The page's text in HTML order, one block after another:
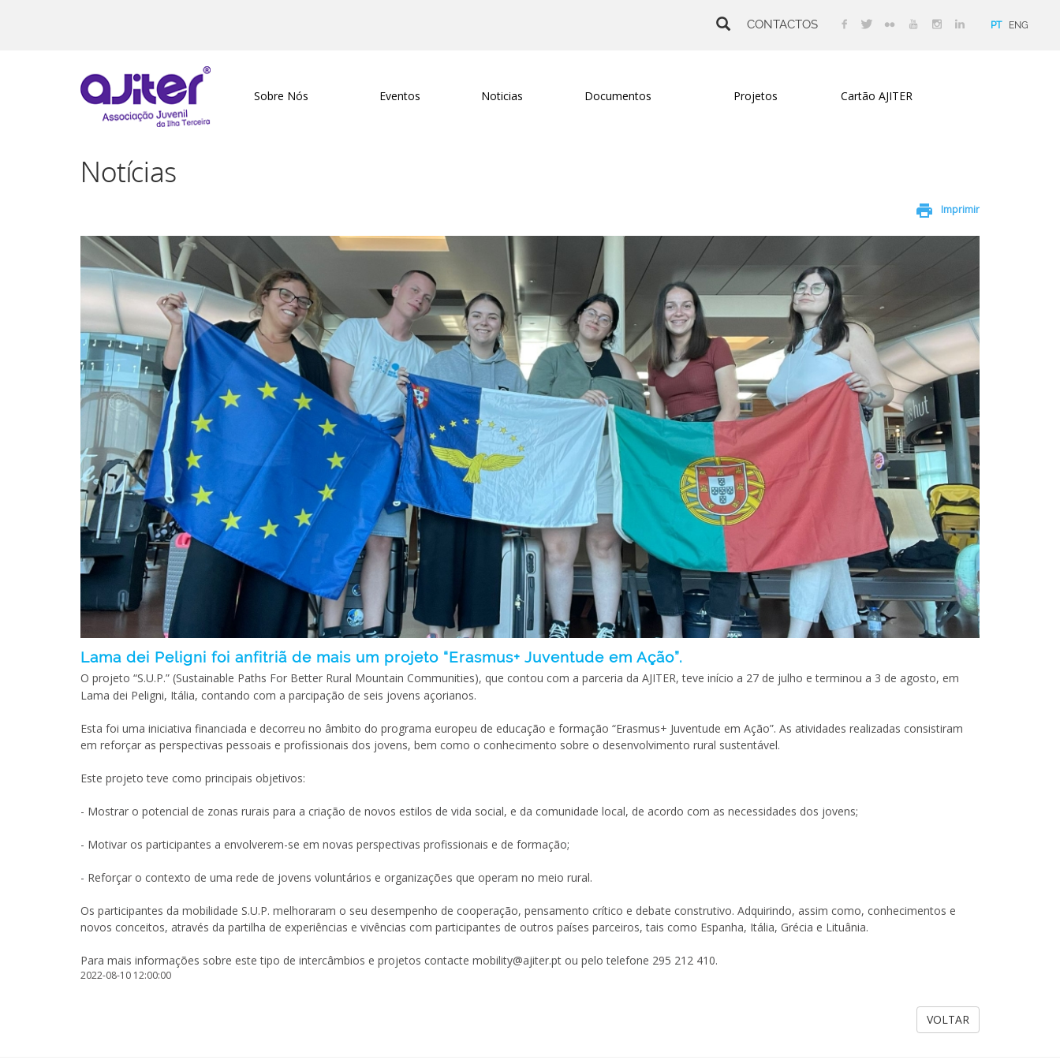
CONTACTOS PT ENG
Sobre Nós Eventos Noticias Documentos Projetos Cartão AJITER
Notícias
print Imprimir
Lama dei Peligni foi anfitriã de mais um projeto “Erasmus+ Juventude em Ação”.
O projeto “S.U.P.” (Sustainable Paths For Better Rural Mountain Communities), que contou com a parceria da AJITER, teve início a 27 de julho e terminou a 3 de agosto, em
Lama dei Peligni, Itália, contando com a parcipação de seis jovens açorianos.
Esta foi uma iniciativa financiada e decorreu no âmbito do programa europeu de educação e formação “Erasmus+ Juventude em Ação”. As atividades realizadas consistiram
em reforçar as perspectivas pessoais e profissionais dos jovens, bem como o conhecimento sobre o desenvolvimento rural sustentável.
Este projeto teve como principais objetivos:
- Mostrar o potencial de zonas rurais para a criação de novos estilos de vida social, e da comunidade local, de acordo com as necessidades dos jovens;
- Motivar os participantes a envolverem-se em novas perspectivas profissionais e de formação;
- Reforçar o contexto de uma rede de jovens voluntários e organizações que operam no meio rural.
Os participantes da mobilidade S.U.P. melhoraram o seu desempenho de cooperação, pensamento crítico e debate construtivo. Adquirindo, assim como, conhecimentos e
novos conceitos, através da partilha de experiências e vivências com participantes de outros países parceiros, tais como Espanha, Itália, Grécia e Lituânia.
Para mais informações sobre este tipo de intercâmbios e projetos contacte mobility@ajiter.pt ou pelo telefone 295 212 410.
2022-08-10 12:00:00
VOLTAR